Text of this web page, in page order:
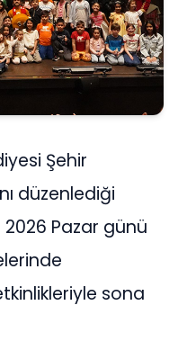
Şehir
düzenlediği
2026 Pazar günü
sona